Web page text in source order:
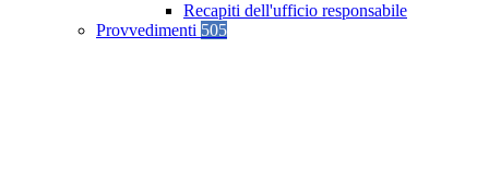
Recapiti dell'ufficio responsabile
Provvedimenti 505